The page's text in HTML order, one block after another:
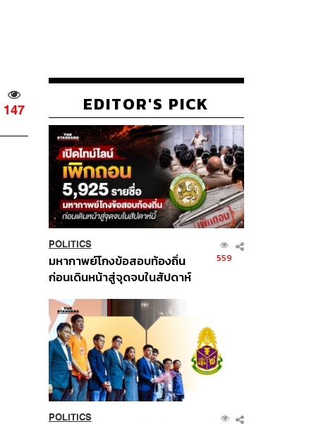
147 EDITOR'S PICK
POLITICS
มหากาพย์โกงข้อสอบท้องถิ่น
ก่อนเดินหน้าสู่จุดจบในสัปดาห์
559
POLITICS